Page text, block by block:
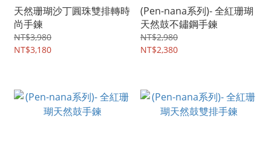
天然珊瑚沙丁圓珠雙排轉時
尚手鍊
NT$3,980
NT$3,180
(Pen-nana系列)- 全紅珊瑚
天然鼓不鏽鋼手鍊
NT$2,980
NT$2,380